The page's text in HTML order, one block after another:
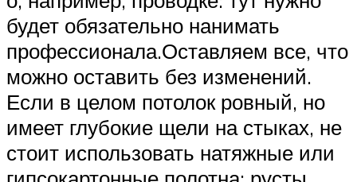
будет обязательно нанимать
профессионала.Оставляем все, что
можно оставить без изменений.
Если в целом потолок ровный, но
имеет глубокие щели на стыках, не
стоит использовать натяжные или